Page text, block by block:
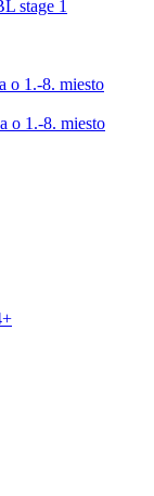
stage 1
o 1.-8. miesto
o 1.-8. miesto